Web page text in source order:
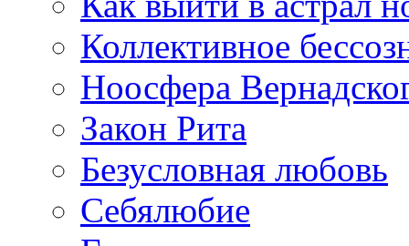
Коллективное
Ноосфера
Закон Рита
Безусловная любовь
Себялюбие